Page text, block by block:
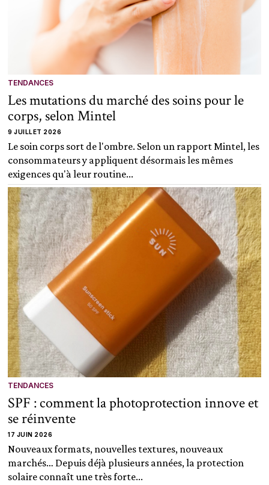
TENDANCES
Les mutations du marché des soins pour le
corps, selon Mintel
9 JUILLET 2026
Le soin corps sort de l'ombre. Selon un rapport Mintel, les
consommateurs y appliquent désormais les mêmes
exigences qu'à leur routine...
TENDANCES
SPF : comment la photoprotection innove et
se réinvente
17 JUIN 2026
Nouveaux formats, nouvelles textures, nouveaux
marchés… Depuis déjà plusieurs années, la protection
solaire connaît une très forte...